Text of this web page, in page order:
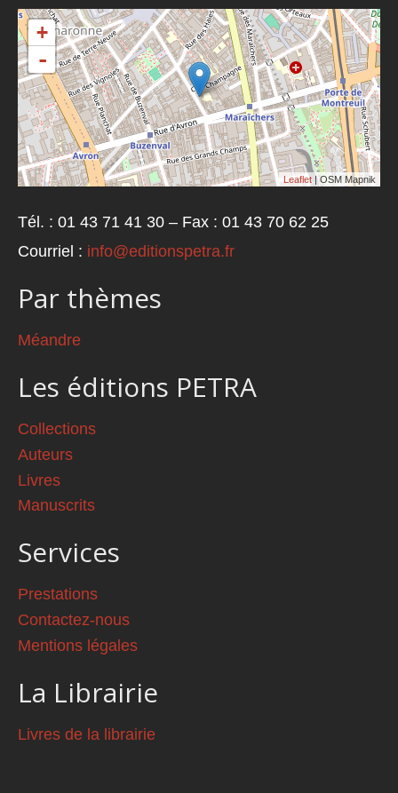
+
-
Leaflet | OSM Mapnik
Tél. : 01 43 71 41 30 – Fax : 01 43 70 62 25
Courriel : info@editionspetra.fr
Par thèmes
Méandre
Les éditions PETRA
Collections
Auteurs
Livres
Manuscrits
Services
Prestations
Contactez-nous
Mentions légales
La Librairie
Livres de la librairie